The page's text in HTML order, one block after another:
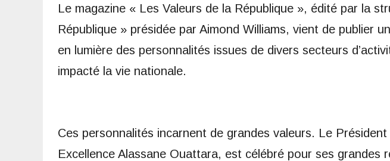
Le magazine « Les Valeurs de la République », édité par la
République » présidée par Aimond Williams, vient de publier
en lumière des personnalités issues de divers secteurs
impacté la vie nationale.
Ces personnalités incarnent de grandes valeurs. Le
Excellence Alassane Ouattara, est célébré pour ses grandes